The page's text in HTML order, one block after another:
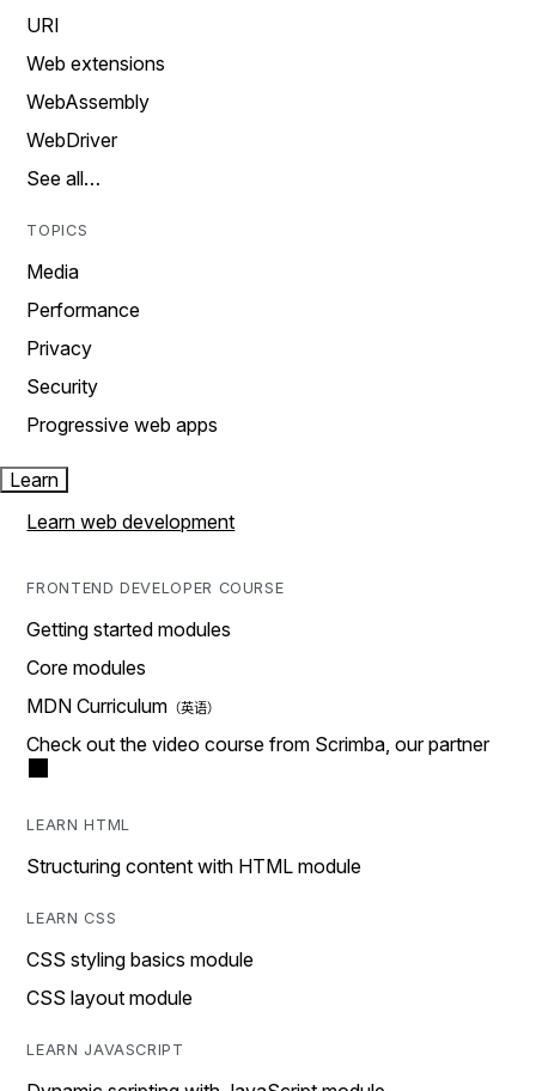
URI
Web extensions
WebAssembly
WebDriver
See all…
TOPICS
Media
Performance
Privacy
Security
Progressive web apps
Learn
Learn web development
FRONTEND DEVELOPER COURSE
Getting started modules
Core modules
MDN Curriculum
Check out the video course from Scrimba, our partner
LEARN HTML
Structuring content with HTML module
LEARN CSS
CSS styling basics module
CSS layout module
LEARN JAVASCRIPT